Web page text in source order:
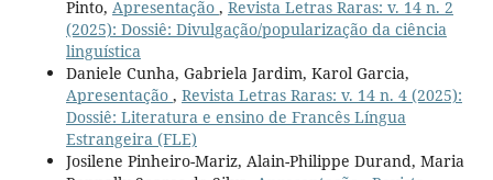
Pinto, Apresentação , Revista Letras Raras: v. 14 n. 2
(2025): Dossiê: Divulgação/popularização da ciência
linguística
Daniele Cunha, Gabriela Jardim, Karol Garcia,
Apresentação , Revista Letras Raras: v. 14 n. 4 (2025):
Dossiê: Literatura e ensino de Francês Língua
Estrangeira (FLE)
Josilene Pinheiro-Mariz, Alain-Philippe Durand, Maria